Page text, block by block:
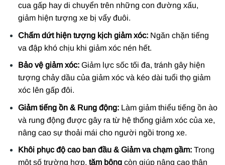
cua gấp hay di chuyển trên những con đường xấu,
giảm hiện tượng xe bị vẩy đuôi.
Chấm dứt hiện tượng kịch giảm xóc:Ngăn chặn tiếng
va đập khó chịu khi giảm xóc nén hết.
Bảo vệ giảm xóc:Giảm lực sốc tối đa, tránh gây hiện
tượng chảy dầu của giảm xóc và kéo dài tuổi thọ giảm
xóc lên gấp đôi.
Giảm tiếng ồn & Rung động:Làm giảm thiểu tiếng ồn ào
và rung động được gây ra từ hệ thống giảm xóc của xe,
nâng cao sự thoải mái cho người ngồi trong xe.
Khôi phục độ cao ban đầu & Giảm va chạm gầm:Trong
một số trường hợp, tăm bôngcòn giúp nâng cao thân